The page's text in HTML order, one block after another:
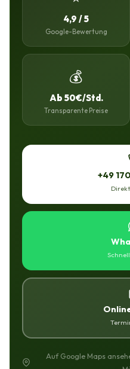
4,9 / 5
Google-Bewertung
💰
Ab 50€/Std.
Transparente Preise
+49
Auf Google Maps